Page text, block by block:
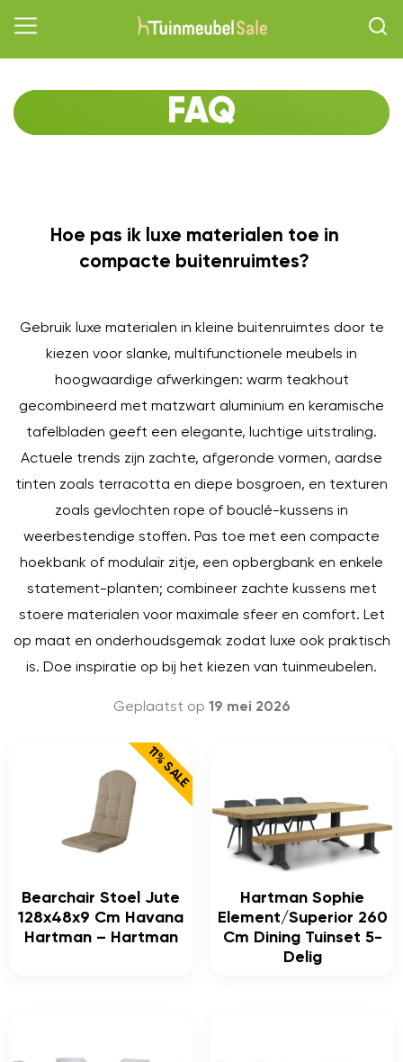
FAQ
Hoe pas ik luxe materialen toe in
compacte buitenruimtes?
Gebruik luxe materialen in kleine buitenruimtes door te
kiezen voor slanke, multifunctionele meubels in
hoogwaardige afwerkingen: warm teakhout
gecombineerd met matzwart aluminium en keramische
tafelbladen geeft een elegante, luchtige uitstraling.
Actuele trends zijn zachte, afgeronde vormen, aardse
tinten zoals terracotta en diepe bosgroen, en texturen
zoals gevlochten rope of bouclé-kussens in
weerbestendige stoffen. Pas toe met een compacte
hoekbank of modulair zitje, een opbergbank en enkele
statement-planten; combineer zachte kussens met
stoere materialen voor maximale sfeer en comfort. Let
op maat en onderhoudsgemak zodat luxe ook praktisch
is. Doe inspiratie op bij het kiezen van tuinmeubelen.
Geplaatst op 19 mei 2026
11% SALE
Bearchair Stoel Jute
128x48x9 Cm Havana
Hartman – Hartman
Hartman Sophie
Element/Superior 260
Cm Dining Tuinset 5-
Delig